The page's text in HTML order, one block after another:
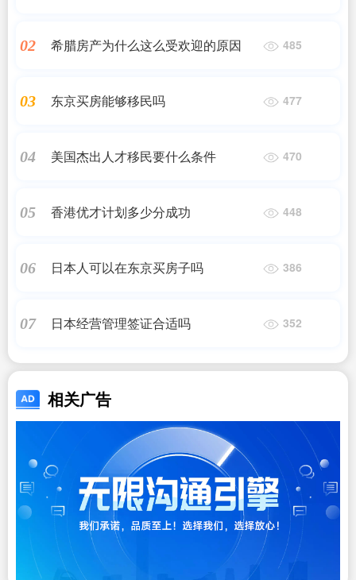
02 希腊房产为什么这么受欢迎的原因 485
03 东京买房能够移民吗 477
04 美国杰出人才移民要什么条件 470
05 香港优才计划多少分成功 448
06 日本人可以在东京买房子吗 386
07 日本经营管理签证合适吗 352
相关广告